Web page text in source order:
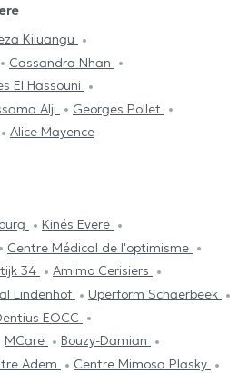
Kiluangu
Cassandra Nhan
El Hassouni
Alji
Georges Pollet
Alice Mayence
Kinés Evere
Centre Médical de l'optimisme
34
Amimo Cerisiers
Lindenhof
Uperform Schaerbeek
EOCC
MCare
Bouzy-Damian
Adem
Centre Mimosa Plasky